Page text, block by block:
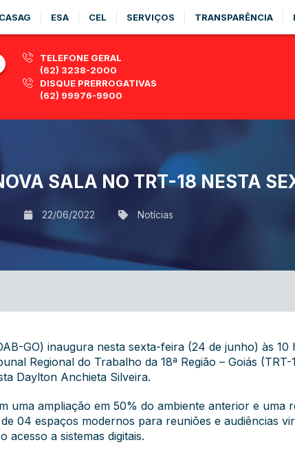
CASAG ESA CEL SERVIÇOS TRANSPARÊNCIA
TELEFONE GERAL
(62) 3238-2000
DISQUE PRERROGATIVAS
(62) 99976-9900
SALA NO TRT-18 NESTA
22/06/2022 Notícias
GO) inaugura nesta sexta-feira (24 de junho) às
Regional do Trabalho da 18ª Região – Goiás
Daylton Anchieta Silveira.
uma ampliação em 50% do ambiente anterior e uma
04 espaços modernos para reuniões e audiências
acesso a sistemas digitais.